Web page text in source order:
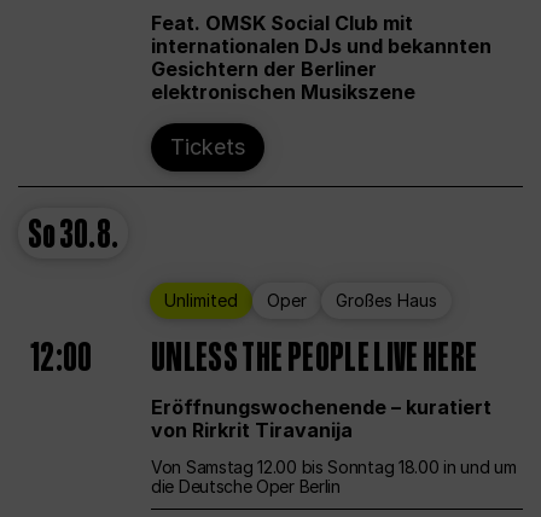
Feat. OMSK Social Club mit
internationalen DJs und bekannten
Gesichtern der Berliner
elektronischen Musikszene
Tickets
So30.8.
Unlimited Oper Großes Haus
12:00 UNLESS THE PEOPLE LIVE HERE
Eröffnungswochenende – kuratiert
von Rirkrit Tiravanija
Von Samstag 12.00 bis Sonntag 18.00 in und um
die Deutsche Oper Berlin